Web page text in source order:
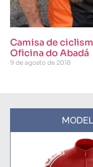
Camisa de
Oficina do Abadá
9 de agosto de 2018